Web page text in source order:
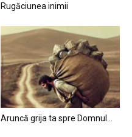
Rugăciunea inimii
Aruncă grija ta spre Domnul…